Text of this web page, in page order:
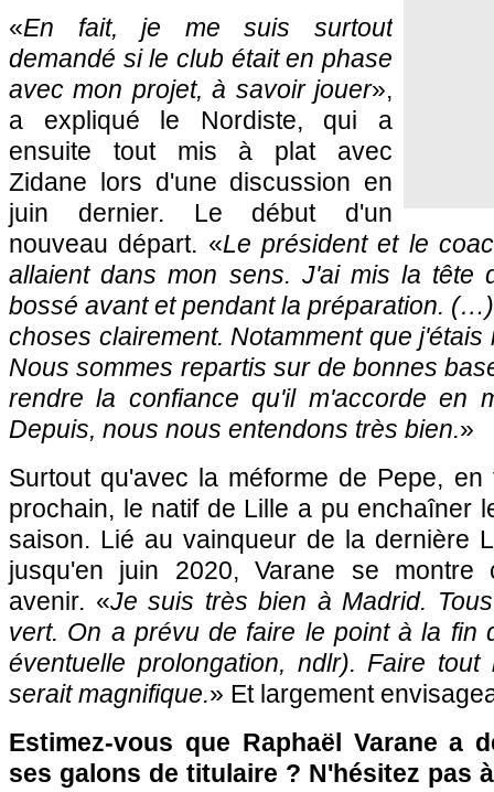
«En fait, je me suis surtout
demandé si le club était en phase
avec mon projet, à savoir jouer»,
a expliqué le Nordiste, qui a
ensuite tout mis à plat avec
Zidane lors d'une discussion en
juin dernier. Le début d'un
nouveau départ. «Le président et le
allaient dans mon sens. J'ai mis la tête
bossé avant et pendant la préparation.
choses clairement. Notamment que
Nous sommes repartis sur de bonnes
rendre la confiance qu'il m'accorde en
Depuis, nous nous entendons très bien.»
Surtout qu'avec la méforme de Pepe,
prochain, le natif de Lille a pu enchaîner
saison. Lié au vainqueur de la dernière
jusqu'en juin 2020, Varane se montre
avenir. «Je suis très bien à Madrid.
vert. On a prévu de faire le point à la fin
éventuelle prolongation, ndlr). Faire
serait magnifique.» Et largement
Estimez-vous que Raphaël Varane a
ses galons de titulaire ? N'hésitez pas